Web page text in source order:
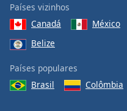
Font
Size
Edge
Style
Países vizinhos
Canadá
México
Belize
Países populares
Brasil
Colômbia